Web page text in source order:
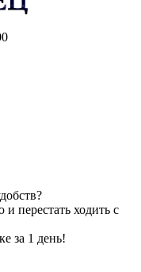
перестать ходить с
за 1 день!